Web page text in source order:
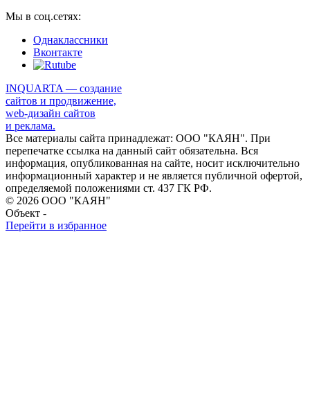
Мы в соц.сетях:
Однаклассники
Вконтакте
INQUARTA — создание
сайтов и продвижение,
web-дизайн сайтов
и реклама.
Все материалы сайта принадлежат: ООО "КАЯН". При
перепечатке ссылка на данный сайт обязательна. Вся
информация, опубликованная на сайте, носит исключительно
информационный характер и не является публичной офертой,
определяемой положениями ст. 437 ГК РФ.
© 2026 ООО "КАЯН"
Объект -
Перейти в избранное